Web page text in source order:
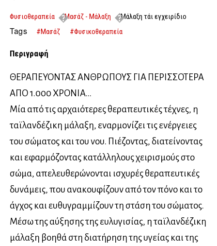
Φυσιοθεραπεία Μασάζ - Μάλαξη
Μάλαξη τάι εγχειρίδιο
θεραπεία με ανατολική φιλοσοφία για ευλυγισία, χαλάρωση και
Tags #Μασάζ #Φυσικοθεραπεία
Περιγραφή
ΘΕΡΑΠΕΥΟΝΤΑΣ ΑΝΘΡΩΠΟΥΣ ΓΙΑ ΠΕΡΙΣΣΟΤΕΡΑ
ΑΠΟ 1.000 ΧΡΟΝΙΑ…
Μία από τις αρχαιότερες θεραπευτικές τέχνες, η
ταϊλανδέζικη μάλαξη, εναρμονίζει τις ενέργειες
του σώματος και του νου. Πιέζοντας, διατείνοντας
και εφαρμόζοντας κατάλληλους χειρισμούς στο
σώμα, απελευθερώνονται ισχυρές θεραπευτικές
δυνάμεις, που ανακουφίζουν από τον πόνο και το
άγχος και ευθυγραμμίζουν τη στάση του σώματος.
Μέσω της αύξησης της ευλυγισίας, η ταϊλανδέζικη
μάλαξη βοηθά στη διατήρηση της υγείας και της